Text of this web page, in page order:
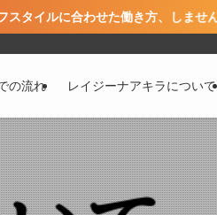
働き方、しませんか？
の流れ レイジーナアキラについて